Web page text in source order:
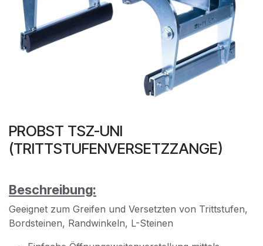
PROBST TSZ-UNI
(TRITTSTUFENVERSETZZANGE)
Beschreibung:
Geeignet zum Greifen und Versetzten von Trittstufen,
Bordsteinen, Randwinkeln, L-Steinen